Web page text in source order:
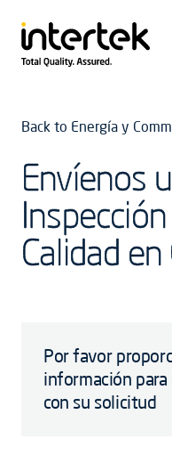
Back to Energía y
Envíenos
Calidad en
Por favor
información
con su solicitud